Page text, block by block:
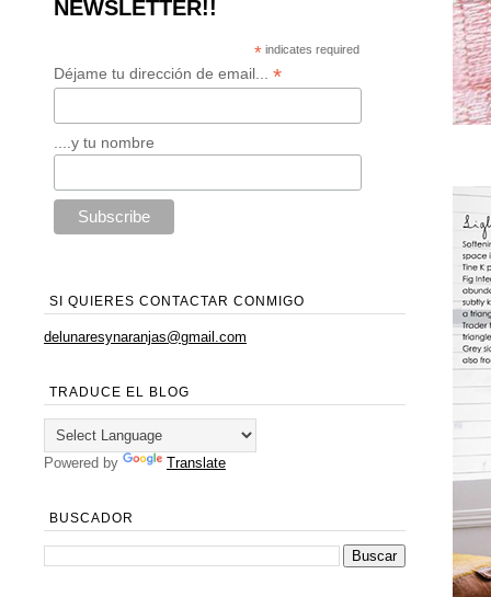
NEWSLETTER!!
* indicates required
Déjame tu dirección de email... *
....y tu nombre
SI QUIERES CONTACTAR CONMIGO
delunaresynaranjas@gmail.com
TRADUCE EL BLOG
Powered by Translate
BUSCADOR